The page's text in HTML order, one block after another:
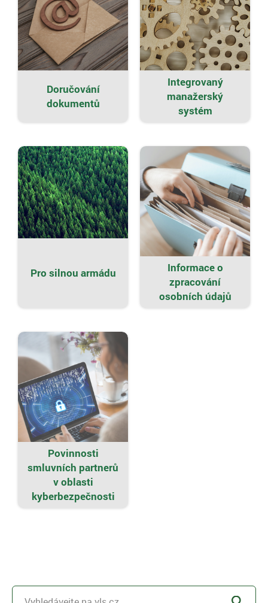
Doručování
dokumentů
Integrovaný
manažerský
systém
Pro silnou armádu
Informace o
zpracování
osobních údajů
Povinnosti
smluvních partnerů
v oblasti
kyberbezpečnosti